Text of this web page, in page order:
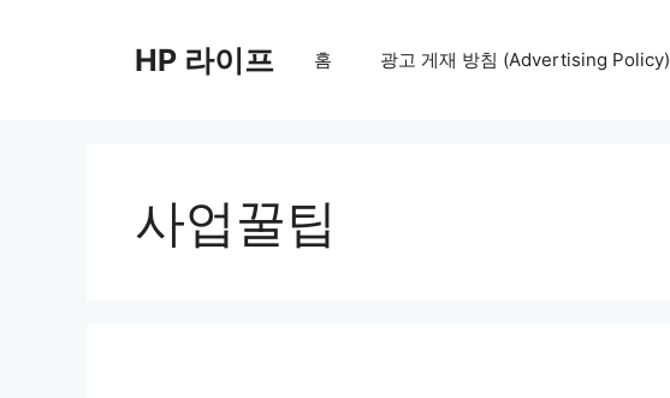
HP 라이프 홈 광고 게재 방침 (Advertising Policy)
사업꿀팁